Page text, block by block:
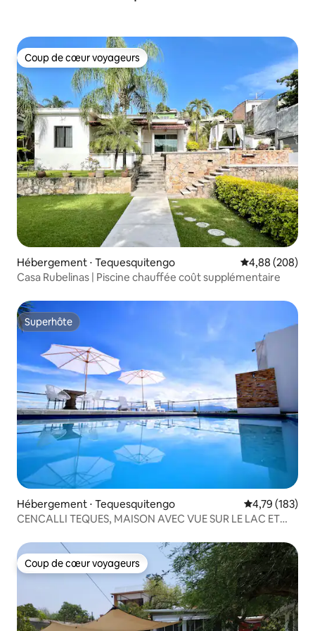
Coup de cœur voyageurs
Coup de cœur voyageurs
Hébergement ⋅ Tequesquitengo Évaluation
4,88 (208)
Casa Rubelinas | Piscine chauffée coût supplémentaire
Superhôte
Superhôte
Hébergement ⋅ Tequesquitengo Évaluation
4,79 (183)
CENCALLI TEQUES, MAISON AVEC VUE SUR LE LAC ET
Coup de cœur voyageurs
Coup de cœur voyageurs